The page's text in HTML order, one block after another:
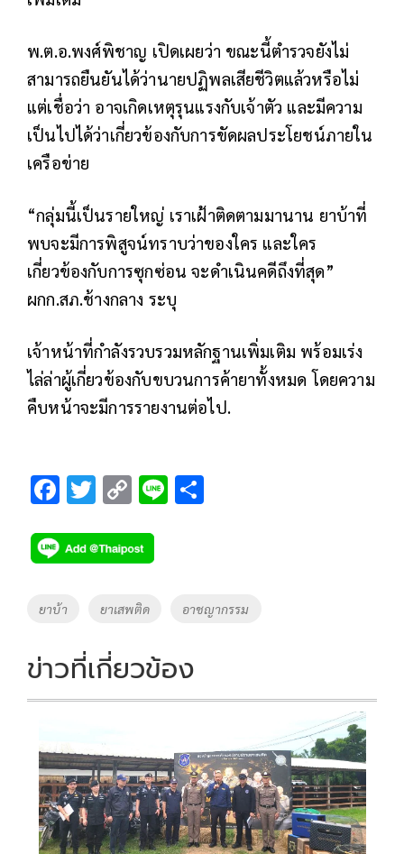
พ.ต.อ.พงศ์พิชาญ เปิดเผยว่า ขณะนี้ตำรวจยังไม่
สามารถยืนยันได้ว่านายปฏิพลเสียชีวิตแล้วหรือไม่
แต่เชื่อว่า อาจเกิดเหตุรุนแรงกับเจ้าตัว และมีความ
เป็นไปได้ว่าเกี่ยวข้องกับการขัดผลประโยชน์ภายใน
เครือข่าย
“กลุ่มนี้เป็นรายใหญ่ เราเฝ้าติดตามมานาน ยาบ้าที่
พบจะมีการพิสูจน์ทราบว่าของใคร และใคร
เกี่ยวข้องกับการซุกซ่อน จะดำเนินคดีถึงที่สุด”
ผกก.สภ.ช้างกลาง ระบุ
เจ้าหน้าที่กำลังรวบรวมหลักฐานเพิ่มเติม พร้อมเร่ง
ไล่ล่าผู้เกี่ยวข้องกับขบวนการค้ายาทั้งหมด โดยความ
คืบหน้าจะมีการรายงานต่อไป.
F
e
b
o
k
T
tt
er
C
p
y
Li
k
Li
Tags
ยาบ้า ยาเสพติด อาชญากรรม
ข่าวที่เกี่ยวข้อง